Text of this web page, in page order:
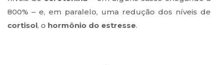
800% – e, em paralelo, uma redução dos níveis de
cortisol, o hormônio do estresse.